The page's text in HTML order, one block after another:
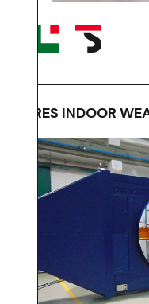
TIRES INDOOR